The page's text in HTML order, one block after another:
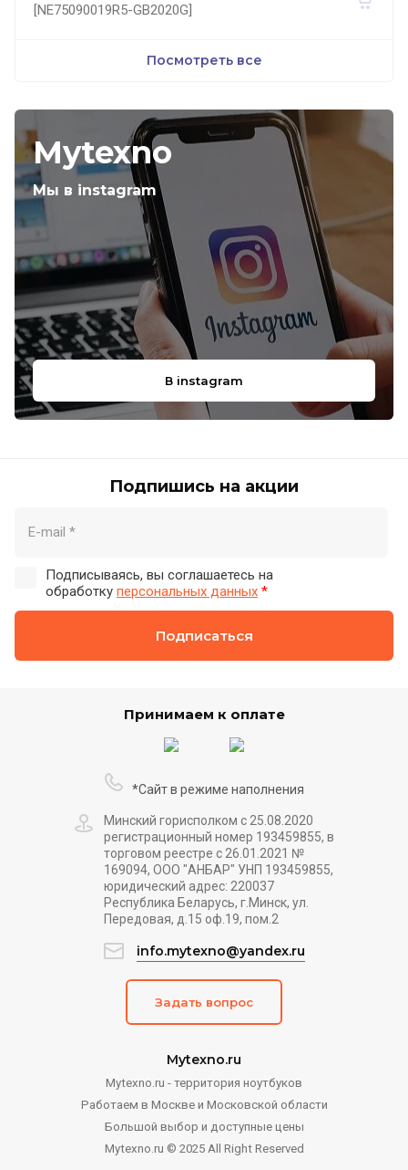
[NE75090019R5-GB2020G]
Посмотреть все
Mytexno
Мы в instagram
В instagram
Подпишись на акции
Подписываясь, вы соглашаетесь на
обработку персональных данных *
Подписаться
Принимаем к оплате
Mytexno.ru
Mytexno.ru - территория ноутбуков
Работаем в Москве и Московской области
Большой выбор и доступные цены
Mytexno.ru © 2025 All Right Reserved
*Сайт в режиме наполнения
Минский горисполком с 25.08.2020
регистрационный номер 193459855, в
торговом реестре с 26.01.2021 №
169094, ООО "АНБАР" УНП 193459855,
юридический адрес: 220037
Республика Беларусь, г.Минск, ул.
Передовая, д.15 оф.19, пом.2
info.mytexno@yandex.ru
Задать вопрос